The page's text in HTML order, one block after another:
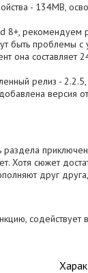
- 134MB,
рекомендуем
быть проблемы с
она составляет
релиз -
версия
Хотя сюжет
друг